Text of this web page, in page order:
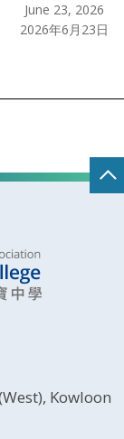
June 23, 2026
2026年6月23日
Kowloon